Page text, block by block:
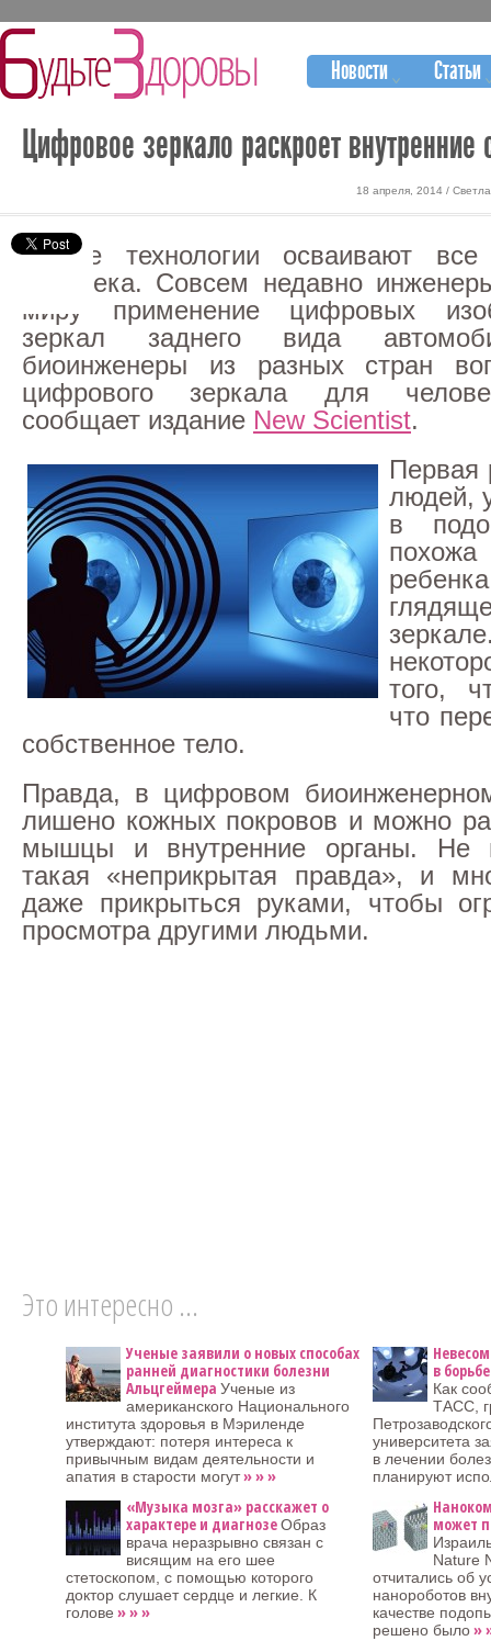
Новости Статьи
Цифровое зеркало раскроет
18 апреля, 2014 /
Новые технологии осваивают
человека. Совсем недавно
миру применение цифровых
зеркал заднего вида
биоинженеры из разных стран
цифрового зеркала для
сообщает издание New Scientist.
Первая
людей,
в
того,
что
собственное тело.
Правда, в цифровом
лишено кожных покровов и можно
мышцы и внутренние органы. Не
такая «неприкрытая правда», и
даже прикрыться руками, чтобы
просмотра другими людьми.
Это интересно ...
Ученые заявили о новых способах
ранней диагностики болезни
Альцгеймера Ученые из
американского Национального
института здоровья в Мэриленде
утверждают: потеря интереса к
привычным видам деятельности и
апатия в старости могут» » »
в
Как
ТАСС,
университета
в лечении
планируют
«Музыка мозга» расскажет о
характере и диагнозеОбраз
врача неразрывно связан с
висящим на его шее
стетоскопом, с помощью которого
доктор слушает сердце и легкие. К
голове » » »
может
Nature
отчитались об
нанороботов
качестве
решено было»